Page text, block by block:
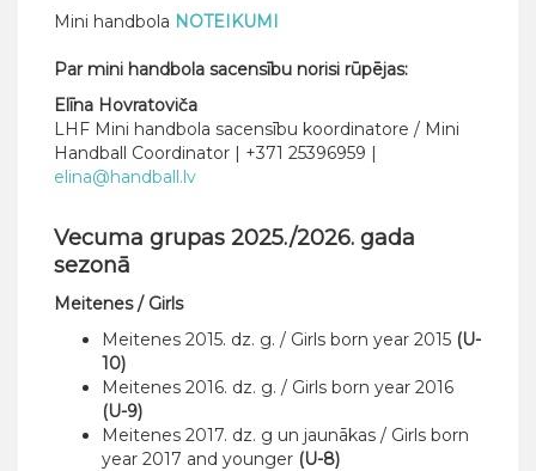
Mini handbola NOTEIKUMI
Par mini handbola sacensību norisi rūpējas:
Elīna Hovratoviča
LHF Mini handbola sacensību koordinatore / Mini
Handball Coordinator | +371 25396959 |
elina@handball.lv
Vecuma grupas 2025./2026. gada
sezonā
Meitenes / Girls
Meitenes 2015. dz. g. / Girls born year 2015 (U-
10)
Meitenes 2016. dz. g. / Girls born year 2016
(U-9)
Meitenes 2017. dz. g un jaunākas / Girls born
year 2017 and younger (U-8)